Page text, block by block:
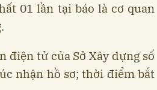
01 lần tại báo là cơ quan
điện tử của Sở Xây dựng số
nhận hồ sơ; thời điểm bắt